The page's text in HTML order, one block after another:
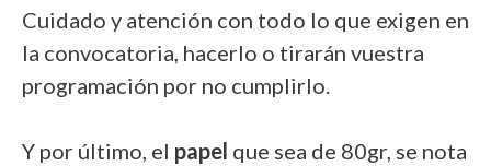
Cuidado y atención con todo lo que exigen en
la convocatoria, hacerlo o tirarán vuestra
programación por no cumplirlo.
Y por último, el papel que sea de 80gr, se nota